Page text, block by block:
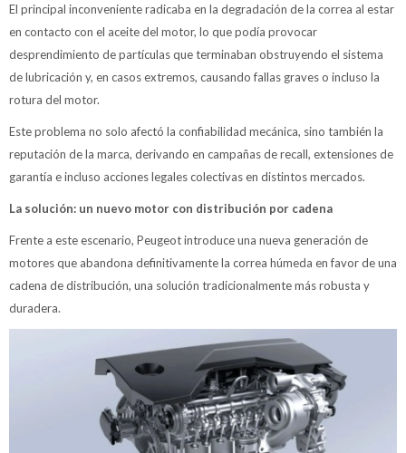
El principal inconveniente radicaba en la degradación de la correa al estar
en contacto con el aceite del motor, lo que podía provocar
desprendimiento de partículas que terminaban obstruyendo el sistema
de lubricación y, en casos extremos, causando fallas graves o incluso la
rotura del motor.
Este problema no solo afectó la confiabilidad mecánica, sino también la
reputación de la marca, derivando en campañas de recall, extensiones de
garantía e incluso acciones legales colectivas en distintos mercados.
La solución: un nuevo motor con distribución por cadena
Frente a este escenario, Peugeot introduce una nueva generación de
motores que abandona definitivamente la correa húmeda en favor de una
cadena de distribución, una solución tradicionalmente más robusta y
duradera.